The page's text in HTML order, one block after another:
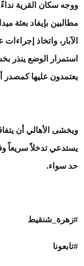
ووجه سكان القرية نداءً
مطالبين بإيفاد بعثة
الآبار، واتخاذ
استمرار الوضع ينذر
يعتمدون عليها
ويخشى الأهالي أن
يستدعي تدخلاً سريعاً
حد سواء.
#زهرة_شنقيط
#تابعونا